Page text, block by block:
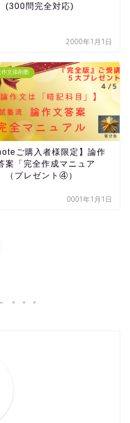
(300問完全対応)
2000年1月1日
作文添削塾
ご購入者様限定】論作
案「完全作成マニュア
（プレゼント④）
0001年1月1日